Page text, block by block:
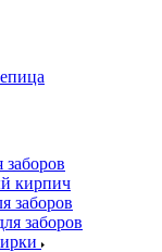
кирпич
заборов
заборов